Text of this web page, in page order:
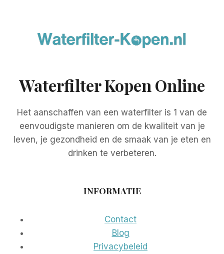
Waterfilter Kopen Online
Het aanschaffen van een waterfilter is 1 van de
eenvoudigste manieren om de kwaliteit van je
leven, je gezondheid en de smaak van je eten en
drinken te verbeteren.
INFORMATIE
Contact
Blog
Privacybeleid